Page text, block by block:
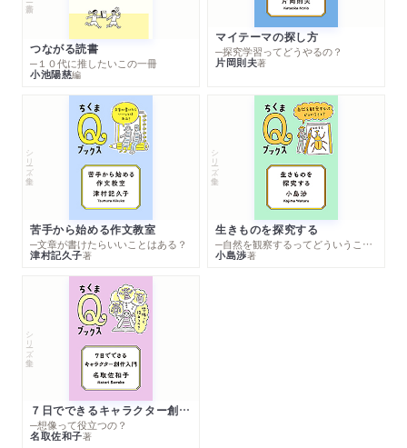
つながる読書
─１０代に推したいこの一冊
小池陽慈編
マイテーマの探し方
─探究学習ってどうやるの？
片岡則夫著
シリーズ・全集
苦手から始める作文教室
─文章が書けたらいいことはある？
津村記久子著
シリーズ・全集
生きものを探究する
─自然を観察するってどういうこと？
小島渉著
シリーズ・全集
７日でできるキャラクター創作入門
─想像って役立つの？
名取佐和子著